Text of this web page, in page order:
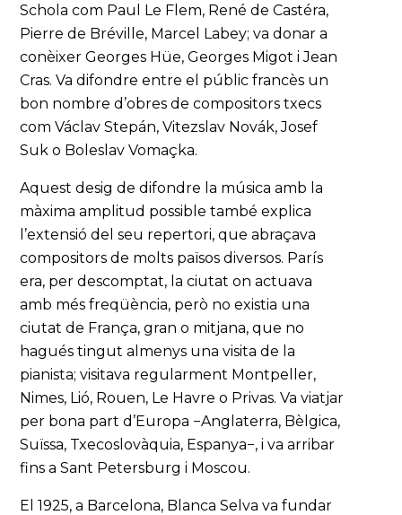
Schola com Paul Le Flem, René de Castéra,
Pierre de Bréville, Marcel Labey; va donar a
conèixer Georges Hüe, Georges Migot i Jean
Cras. Va difondre entre el públic francès un
bon nombre d’obres de compositors txecs
com Václav Stepán, Vitezslav Novák, Josef
Suk o Boleslav Vomaçka.
Aquest desig de difondre la música amb la
màxima amplitud possible també explica
l’extensió del seu repertori, que abraçava
compositors de molts països diversos. París
era, per descomptat, la ciutat on actuava
amb més freqüència, però no existia una
ciutat de França, gran o mitjana, que no
hagués tingut almenys una visita de la
pianista; visitava regularment Montpeller,
Nimes, Lió, Rouen, Le Havre o Privas. Va viatjar
per bona part d’Europa −Anglaterra, Bèlgica,
Suïssa, Txecoslovàquia, Espanya−, i va arribar
fins a Sant Petersburg i Moscou.
El 1925, a Barcelona, Blanca Selva va fundar